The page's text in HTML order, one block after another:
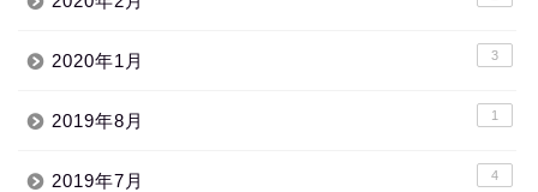
2020年1月 3
2019年8月 1
2019年7月 4